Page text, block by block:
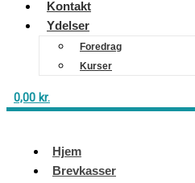
Kontakt
Ydelser
Foredrag
Kurser
0,00 kr.
Hjem
Brevkasser